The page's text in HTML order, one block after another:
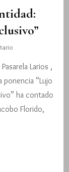
“Lujo
Málaga
como
Larios ,
ponencia “Lujo
ha contado
Florido,